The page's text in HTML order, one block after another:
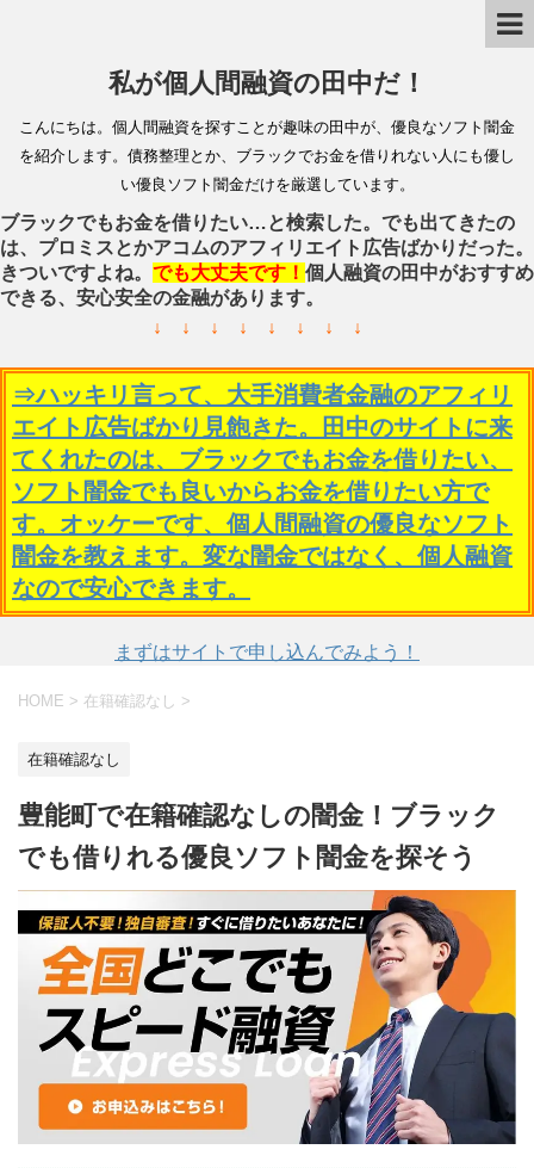
私が個人間融資の田中だ！
こんにちは。個人間融資を探すことが趣味の田中が、優良なソフト闇金
を紹介します。債務整理とか、ブラックでお金を借りれない人にも優し
い優良ソフト闇金だけを厳選しています。
ブラックでもお金を借りたい…と検索した。でも出てきたの
は、プロミスとかアコムのアフィリエイト広告ばかりだった。
きついですよね。 でも大丈夫です！ 個人融資の田中がおすすめ
できる、安心安全の金融があります。
↓ ↓ ↓ ↓ ↓ ↓ ↓ ↓
⇒ハッキリ言って、大手消費者金融のアフィリ
エイト広告ばかり見飽きた。田中のサイトに来
てくれたのは、ブラックでもお金を借りたい、
ソフト闇金でも良いからお金を借りたい方で
す。オッケーです、個人間融資の優良なソフト
闇金を教えます。変な闇金ではなく、個人融資
なので安心できます。
まずはサイトで申し込んでみよう！
HOME > 在籍確認なし >
在籍確認なし
豊能町で在籍確認なしの闇金！ブラック
でも借りれる優良ソフト闇金を探そう